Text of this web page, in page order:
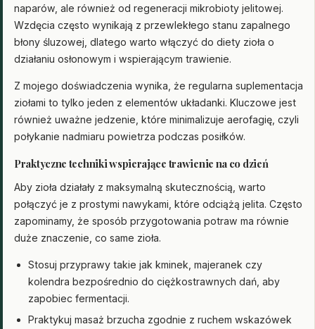
naparów, ale również od regeneracji mikrobioty jelitowej.
Wzdęcia często wynikają z przewlekłego stanu zapalnego
błony śluzowej, dlatego warto włączyć do diety zioła o
działaniu osłonowym i wspierającym trawienie.
Z mojego doświadczenia wynika, że regularna suplementacja
ziołami to tylko jeden z elementów układanki. Kluczowe jest
również uważne jedzenie, które minimalizuje aerofagię, czyli
połykanie nadmiaru powietrza podczas posiłków.
Praktyczne techniki wspierające trawienie na co dzień
Aby zioła działały z maksymalną skutecznością, warto
połączyć je z prostymi nawykami, które odciążą jelita. Często
zapominamy, że sposób przygotowania potraw ma równie
duże znaczenie, co same zioła.
Stosuj przyprawy takie jak kminek, majeranek czy
kolendra bezpośrednio do ciężkostrawnych dań, aby
zapobiec fermentacji.
Praktykuj masaż brzucha zgodnie z ruchem wskazówek